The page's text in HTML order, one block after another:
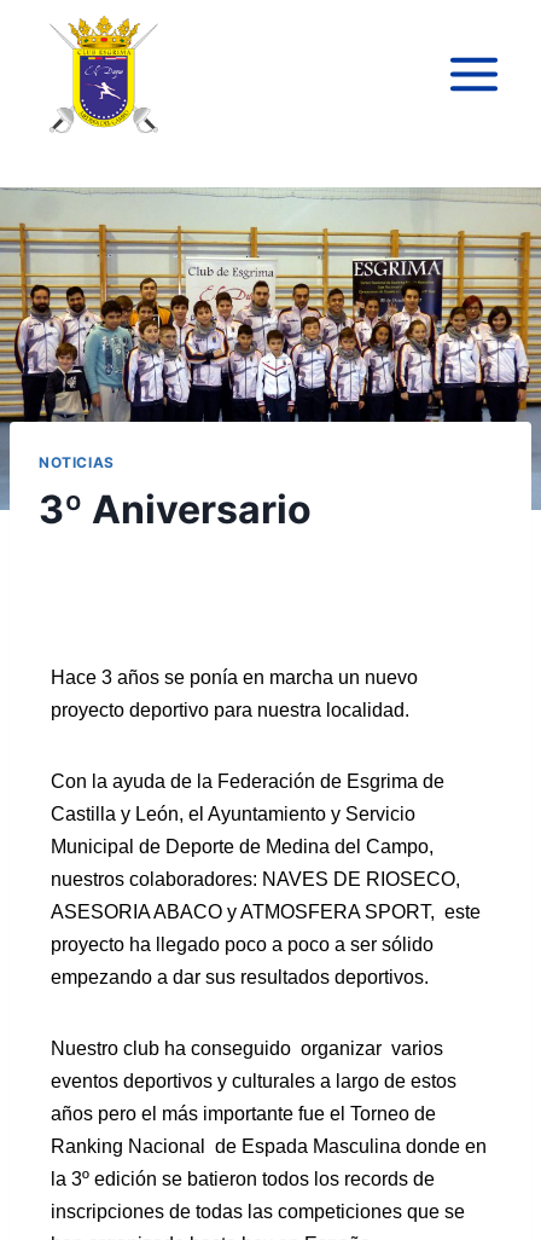
NOTICIAS
3º Aniversario
Hace 3 años se ponía en marcha un nuevo
proyecto deportivo para nuestra localidad.
Con la ayuda de la Federación de Esgrima de
Castilla y León, el Ayuntamiento y Servicio
Municipal de Deporte de Medina del Campo,
nuestros colaboradores: NAVES DE RIOSECO,
ASESORIA ABACO y ATMOSFERA SPORT, este
proyecto ha llegado poco a poco a ser sólido
empezando a dar sus resultados deportivos.
Nuestro club ha conseguido organizar varios
eventos deportivos y culturales a largo de estos
años pero el más importante fue el Torneo de
Ranking Nacional de Espada Masculina donde en
la 3º edición se batieron todos los records de
inscripciones de todas las competiciones que se